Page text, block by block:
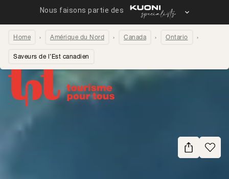
Home Amérique du Nord Canada Ontario
Saveurs de l’Est canadien